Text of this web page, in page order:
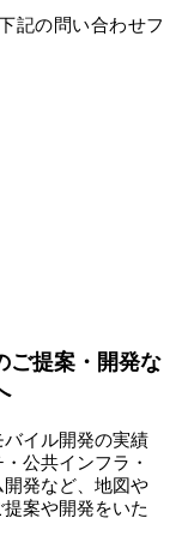
記の問い合わせフ
ご提案・開発な
イル開発の実績
公共インフラ・
発など、地図や
案や開発をいた